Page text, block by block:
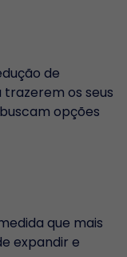
de
os seus
opções
que mais
expandir e